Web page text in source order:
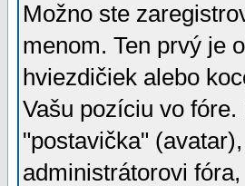
Možno ste
menom. Ten prvý je
hviezdičiek alebo
Vašu pozíciu vo
"postavička"
administrátorovi